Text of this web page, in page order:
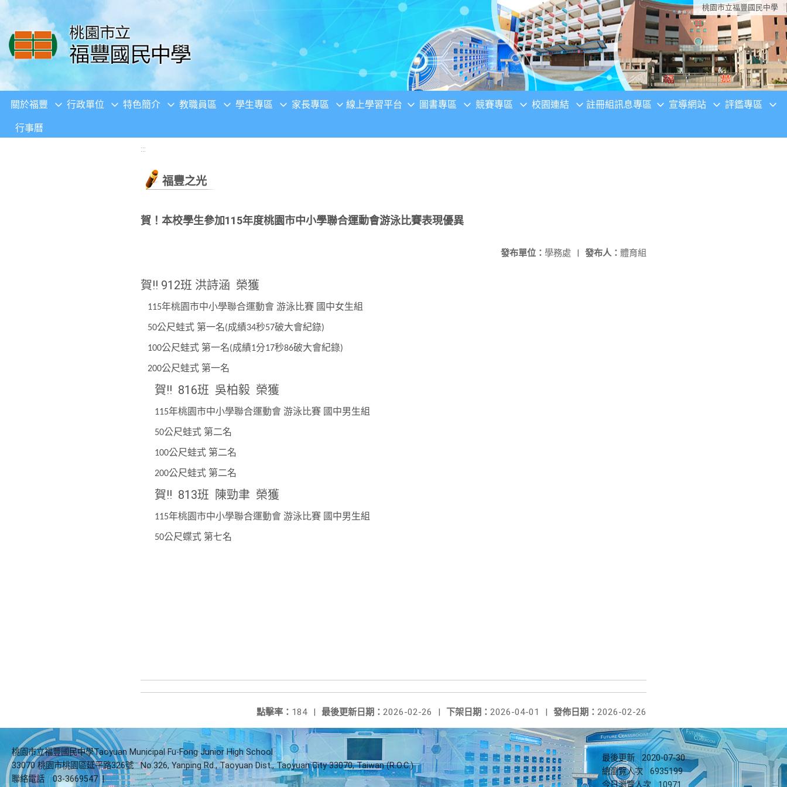
移至網頁之主要內容區位置 桃園市立福豐國民中學
關於福豐 行政單位 特色簡介 教職員區 學生專區 家長專區 線上學習平台 圖書專區 競賽專區 校園連結 註冊組訊息專區 宣導網站 評鑑專區
行事曆
:::
福豐之光
賀！本校學生參加115年度桃園市中小學聯合運動會游泳比賽表現優異
發布人： 體育組
發布單位： 學務處 |
賀!! 912班 洪詩涵 榮獲
115年桃園市中小學聯合運動會 游泳比賽 國中女生組
50公尺蛙式 第一名(成績34秒57破大會紀錄)
100公尺蛙式 第一名(成績1分17秒86破大會紀錄)
200公尺蛙式 第一名
賀!! 816班 吳柏毅 榮獲
115年桃園市中小學聯合運動會 游泳比賽 國中男生組
50公尺蛙式 第二名
100公尺蛙式 第二名
200公尺蛙式 第二名
賀!! 813班 陳勁聿 榮獲
115年桃園市中小學聯合運動會 游泳比賽 國中男生組
50公尺蝶式 第七名
發佈日期： 2026-02-26
下架日期： 2026-04-01 |
最後更新日期： 2026-02-26 |
點擊率： 184 |
桃園市立福豐國民中學Taoyuan Municipal Fu-Fong Junior High School
33070 桃園市桃園區延平路326號
No.326, Yanping Rd., Taoyuan Dist., Taoyuan City 33070, Taiwan (R.O.C.)
聯絡電話
03-3669547 |
最後更新
2020-07-30
總瀏覽人次
6935199
今日瀏覽人次
10971